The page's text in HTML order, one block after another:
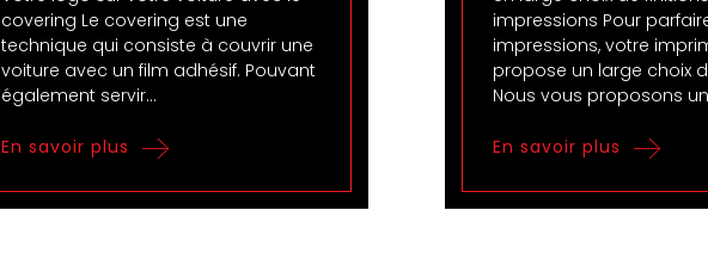
covering Le covering est une
technique qui consiste à couvrir une
voiture avec un film adhésif. Pouvant
également servir…
En savoir plus
impressions Pour
impressions, votre
propose un large choix
Nous vous proposons
En savoir plus